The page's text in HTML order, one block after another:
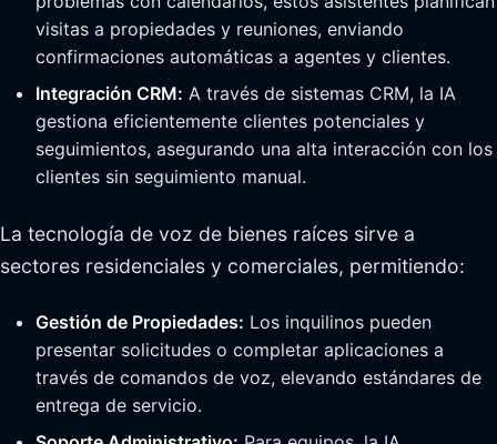
visitas a propiedades y reuniones, enviando
confirmaciones automáticas a agentes y clientes.
Integración CRM: A través de sistemas CRM, la IA
gestiona eficientemente clientes potenciales y
seguimientos, asegurando una alta interacción con los
clientes sin seguimiento manual.
La tecnología de voz de bienes raíces sirve a
sectores residenciales y comerciales, permitiendo:
Gestión de Propiedades: Los inquilinos pueden
presentar solicitudes o completar aplicaciones a
través de comandos de voz, elevando estándares de
entrega de servicio.